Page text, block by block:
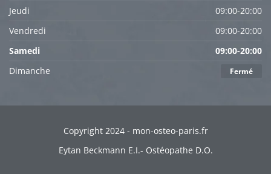
Jeudi
09:00-20:00
Vendredi
09:00-20:00
Samedi
09:00-20:00
Dimanche
Fermé
Copyright 2024 - mon-osteo-paris.fr
Eytan Beckmann E.I.- Ostéopathe D.O.